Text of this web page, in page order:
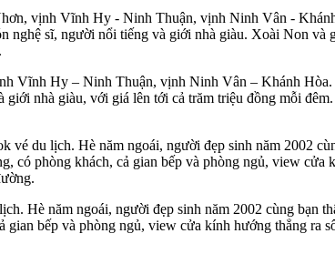
Vĩnh Hy – Ninh Thuận, vịnh Ninh Vân – Khánh Hòa.
nhà giàu, với giá lên tới cả trăm triệu đồng mỗi
Hè năm ngoái, người đẹp sinh năm 2002 cùng bạn
bếp và phòng ngủ, view cửa kính hướng thẳng ra